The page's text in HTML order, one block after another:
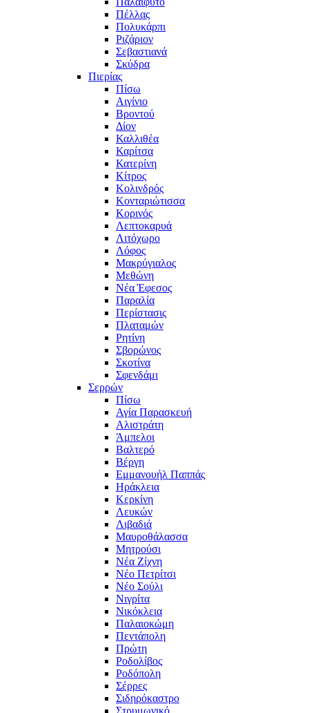
Πέλλας
Πολυκάρπι
Ριζάριον
Σεβαστιανά
Σκύδρα
Πιερίας
Πίσω
Αιγίνιο
Βροντού
Δίον
Καλλιθέα
Καρίτσα
Κατερίνη
Κίτρος
Κολινδρός
Κονταριώτισσα
Κορινός
Λεπτοκαρυά
Λιτόχωρο
Λόφος
Μακρύγιαλος
Μεθώνη
Νέα Έφεσος
Παραλία
Περίστασις
Πλαταμών
Ρητίνη
Σβορώνος
Σκοτίνα
Σφενδάμι
Σερρών
Πίσω
Αγία Παρασκευή
Αλιστράτη
Άμπελοι
Βαλτερό
Βέργη
Εμμανουήλ Παππάς
Ηράκλεια
Κερκίνη
Λευκών
Λιβαδιά
Μαυροθάλασσα
Μητρούσι
Νέα Ζίχνη
Νέο Πετρίτσι
Νέο Σούλι
Νιγρίτα
Νικόκλεια
Παλαιοκώμη
Πεντάπολη
Πρώτη
Ροδολίβος
Ροδόπολη
Σέρρες
Σιδηρόκαστρο
Στρυμωνικό